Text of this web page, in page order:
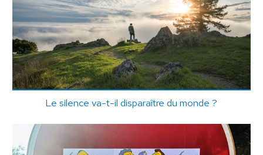
Le silence va-t-il disparaître du monde ?